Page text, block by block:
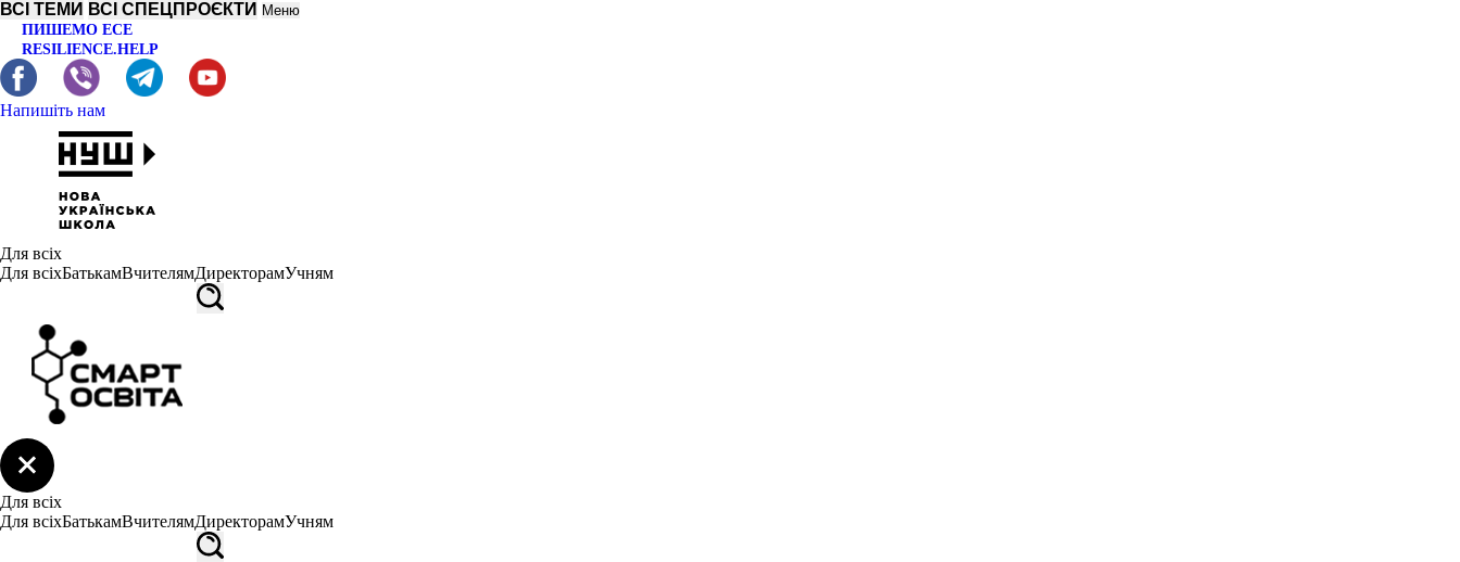
ВСІ ТЕМИ ВСІ СПЕЦПРОЄКТИ Меню
ПИШЕМО ЕСЕ
RESILIENCE.HELP
Напишіть нам
Для всіх
Для всіхБатькамВчителямДиректорамУчням
Для всіх
Для всіхБатькамВчителямДиректорамУчням